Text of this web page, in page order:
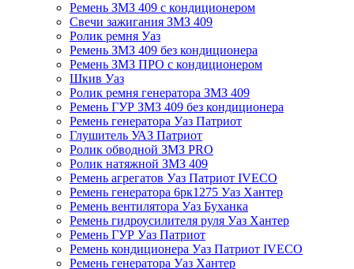
Ремень ЗМЗ 409 с кондиционером
Свечи зажигания ЗМЗ 409
Ролик ремня Уаз
Ремень ЗМЗ 409 без кондиционера
Ремень ЗМЗ ПРО с кондиционером
Шкив Уаз
Ролик ремня генератора ЗМЗ 409
Ремень ГУР ЗМЗ 409 без кондиционера
Ремень генератора Уаз Патриот
Глушитель УАЗ Патриот
Ролик обводной ЗМЗ PRO
Ролик натяжной ЗМЗ 409
Ремень агрегатов Уаз Патриот IVECO
Ремень генератора 6рк1275 Уаз Хантер
Ремень вентилятора Уаз Буханка
Ремень гидроусилителя руля Уаз Хантер
Ремень ГУР Уаз Патриот
Ремень кондиционера Уаз Патриот IVECO
Ремень генератора Уаз Хантер